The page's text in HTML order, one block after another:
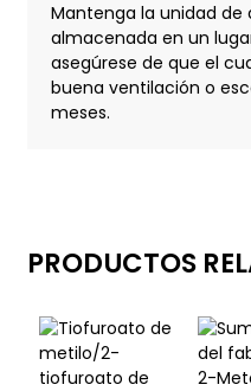
Mantenga la unidad
almacenada en un
asegúrese de que el
buena ventilación o
meses.
PRODUCTOS